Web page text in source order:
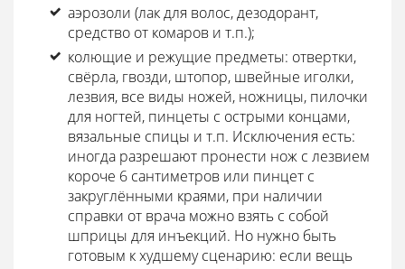
аэрозоли (лак для волос, дезодорант,
средство от комаров и т.п.);
колющие и режущие предметы: отвертки,
свёрла, гвозди, штопор, швейные иголки,
лезвия, все виды ножей, ножницы, пилочки
для ногтей, пинцеты с острыми концами,
вязальные спицы и т.п. Исключения есть:
иногда разрешают пронести нож с лезвием
короче 6 сантиметров или пинцет с
закруглёнными краями, при наличии
справки от врача можно взять с собой
шприцы для инъекций. Но нужно быть
готовым к худшему сценарию: если вещь